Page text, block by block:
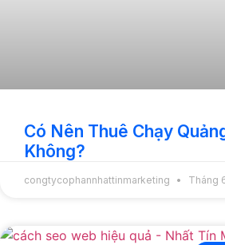
Có Nên Thuê Chạy
Không?
congtycophannhattinmarketing Tháng